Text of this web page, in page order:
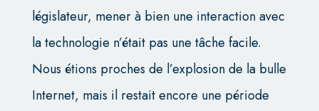
législateur, mener à bien une interaction avec
la technologie n’était pas une tâche facile.
Nous étions proches de l’explosion de la bulle
Internet, mais il restait encore une période